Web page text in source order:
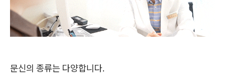
문신의 종류는 다양합니다.